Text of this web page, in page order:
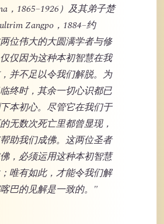
，1865–1926）及其弟子楚
Zangpo，1884–约
位伟大的大圆满学者与修
仅因为这种本初智慧在我
并不足以令我们解脱。为
终时，其余一切心识都已
本初心。尽管它在我们于
无数次死亡里都曾显现，
助我们成佛。这两位圣者
，必须运用这种本初智慧
唯有如此，才能令我们解
巴的见解是一致的。"